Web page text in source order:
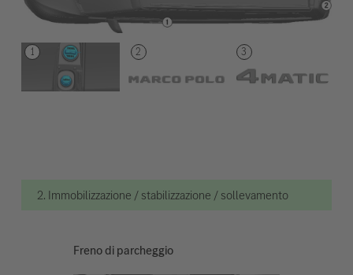
2. Immobilizzazione / stabilizzazione / sollevamento
Freno di parcheggio